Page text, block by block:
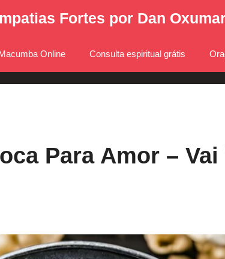
Fortes por Dan
Online Consulta espiritual grátis
Para Amor –